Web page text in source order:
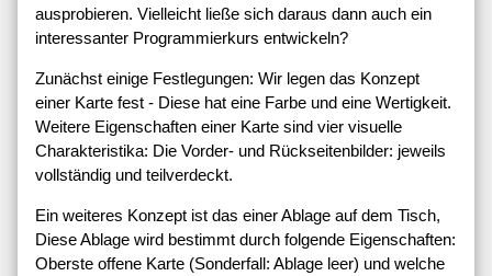
ausprobieren. Vielleicht ließe sich daraus dann auch ein
interessanter Programmierkurs entwickeln?
Zunächst einige Festlegungen: Wir legen das Konzept
einer Karte fest - Diese hat eine Farbe und eine Wertigkeit.
Weitere Eigenschaften einer Karte sind vier visuelle
Charakteristika: Die Vorder- und Rückseitenbilder: jeweils
vollständig und teilverdeckt.
Ein weiteres Konzept ist das einer Ablage auf dem Tisch,
Diese Ablage wird bestimmt durch folgende Eigenschaften:
Oberste offene Karte (Sonderfall: Ablage leer) und welche